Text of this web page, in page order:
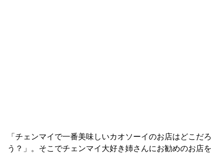
「チェンマイで一番美味しいカオソーイのお店はどこだろ
う？」。そこでチェンマイ大好き姉さんにお勧めのお店を